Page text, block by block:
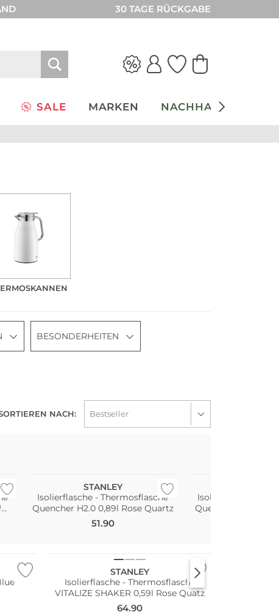
30 TAGE RÜCKGABE
SALE MARKEN NACHHALTIGKEIT
BESONDERHEITEN
NACH:
STANLEY
Isolierflasche - Thermosflasche
Quencher H2.0 0,89l Rose Quartz
51.90
Isolierflasche -
STANLEY
Isolierflasche - Thermosflasche
VITALIZE SHAKER 0,59l Rose Quatz
64.90